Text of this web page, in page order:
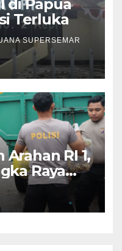
di Papua
Terluka
SUPERSEMAR
RI 1,
Raya
Kalteng